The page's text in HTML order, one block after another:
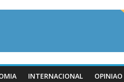
INTERNACIONAL OPINIAO